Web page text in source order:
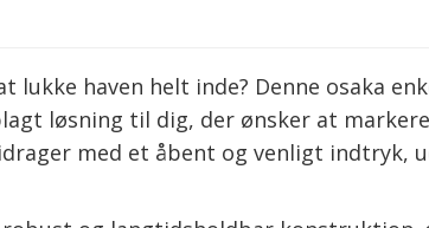
haven helt inde? Denne osaka
løsning til dig, der ønsker at
med et åbent og venligt indtryk,